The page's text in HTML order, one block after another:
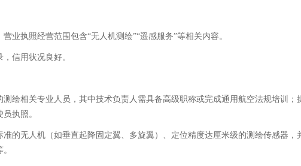
业执照经营范围包含“无人机测绘”“遥感服务”等相关内容。
信用状况良好。
绘相关专业人员，其中技术负责人需具备高级职称或完成通用航空法规培训；
执照。
的无人机（如垂直起降固定翼、多旋翼）、定位精度达厘米级的测绘传感器，